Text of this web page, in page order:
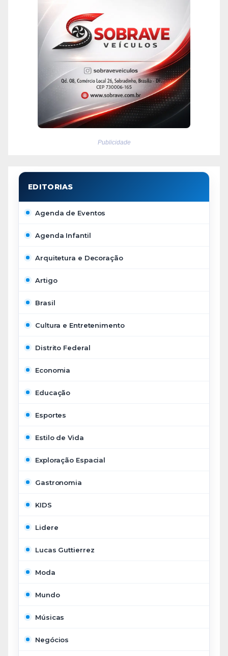
Publicidade
Agenda de Eventos
Agenda Infantil
Arquitetura e Decoração
Artigo
Brasil
Cultura e Entretenimento
Distrito Federal
Economia
Educação
Esportes
Estilo de Vida
Exploração Espacial
Gastronomia
KIDS
Lidere
Lucas Guttierrez
Moda
Mundo
Músicas
Negócios